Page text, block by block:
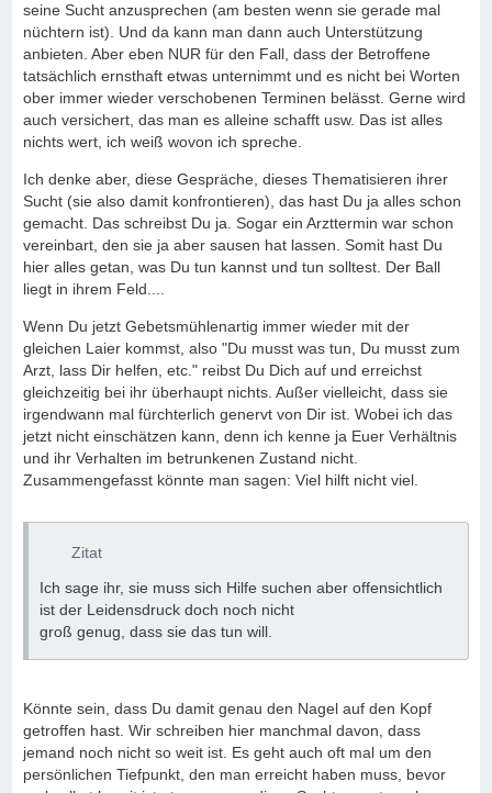
seine Sucht anzusprechen (am besten wenn sie gerade mal
nüchtern ist). Und da kann man dann auch Unterstützung
anbieten. Aber eben NUR für den Fall, dass der Betroffene
tatsächlich ernsthaft etwas unternimmt und es nicht bei Worten
ober immer wieder verschobenen Terminen belässt. Gerne wird
auch versichert, das man es alleine schafft usw. Das ist alles
nichts wert, ich weiß wovon ich spreche.
Ich denke aber, diese Gespräche, dieses Thematisieren ihrer
Sucht (sie also damit konfrontieren), das hast Du ja alles schon
gemacht. Das schreibst Du ja. Sogar ein Arzttermin war schon
vereinbart, den sie ja aber sausen hat lassen. Somit hast Du
hier alles getan, was Du tun kannst und tun solltest. Der Ball
liegt in ihrem Feld....
Wenn Du jetzt Gebetsmühlenartig immer wieder mit der
gleichen Laier kommst, also "Du musst was tun, Du musst zum
Arzt, lass Dir helfen, etc." reibst Du Dich auf und erreichst
gleichzeitig bei ihr überhaupt nichts. Außer vielleicht, dass sie
irgendwann mal fürchterlich genervt von Dir ist. Wobei ich das
jetzt nicht einschätzen kann, denn ich kenne ja Euer Verhältnis
und ihr Verhalten im betrunkenen Zustand nicht.
Zusammengefasst könnte man sagen: Viel hilft nicht viel.
Zitat
Ich sage ihr, sie muss sich Hilfe suchen aber offensichtlich
ist der Leidensdruck doch noch nicht
groß genug, dass sie das tun will.
Könnte sein, dass Du damit genau den Nagel auf den Kopf
getroffen hast. Wir schreiben hier manchmal davon, dass
jemand noch nicht so weit ist. Es geht auch oft mal um den
persönlichen Tiefpunkt, den man erreicht haben muss, bevor